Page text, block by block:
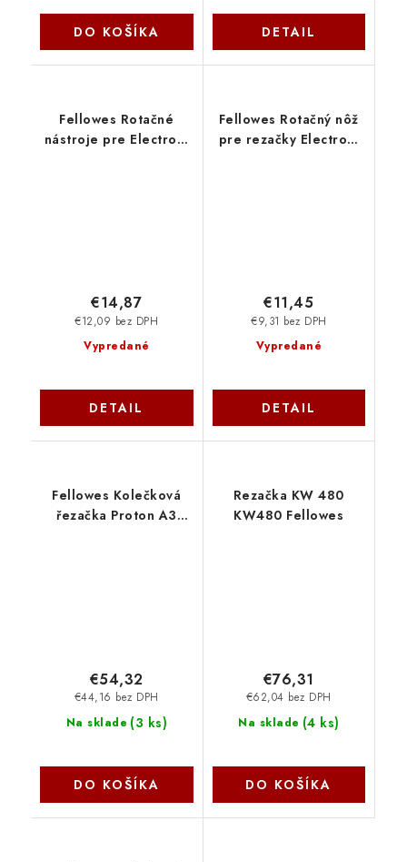
DO KOŠÍKA DETAIL
Fellowes Rotačné
nástroje pre Electron,
Vypredané
€12,09 bez DPH
€14,87
DETAIL
Fellowes Rotačný nôž
pre rezačky Electron,
Vypredané
€9,31 bez DPH
€11,45
DETAIL
Fellowes Kolečková
řezačka Proton A3
Na sklade (3 ks)
€44,16 bez DPH
€54,32
DO KOŠÍKA
Rezačka KW 480
KW480 Fellowes
Na sklade (4 ks)
€62,04 bez DPH
€76,31
DO KOŠÍKA